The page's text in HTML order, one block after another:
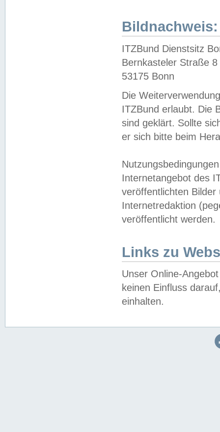
Bildnachweis:
ITZBund Dienstsitz
Bernkasteler Straße 8
53175 Bonn
Die
ITZBund erlaubt. Die
sind geklärt. Sollte
er sich bitte beim
Internetangebot des
veröffentlichten
Internetredaktion
veröffentlicht werden.
Links zu
Unser Online-
keinen Einfluss
einhalten.